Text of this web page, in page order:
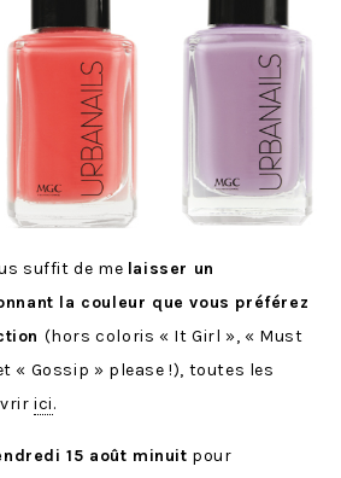
suffit de me laisser un
la couleur que vous préférez
(hors coloris « It Girl », « Must
« Gossip » please !), toutes les
ici.
15 août minuit pour